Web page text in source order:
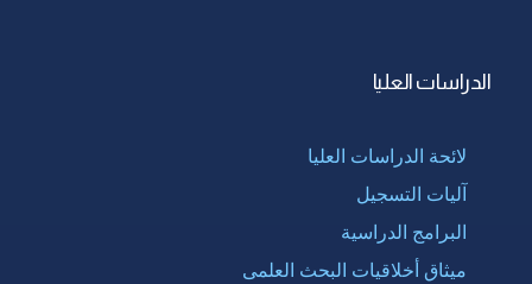
الدراسات العليا
لائحة الدراسات العليا
آليات التسجيل
البرامج الدراسية
ميثاق أخلاقيات البحث العلمى